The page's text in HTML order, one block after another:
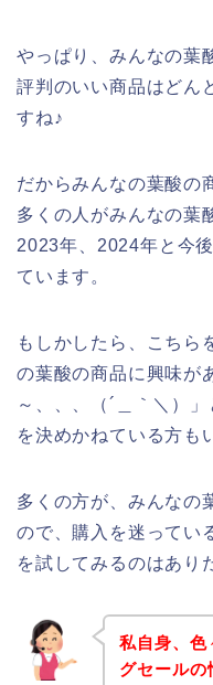
やっぱり、みんなの葉
評判のいい商品はどん
すね♪
だからみんなの葉酸の
多くの人がみんなの葉
2023年、2024年と今
ています。
もしかしたら、こちら
の葉酸の商品に興味が
～、、、（´＿｀＼）
を決めかねている方も
多くの方が、みんなの
ので、購入を迷ってい
を試してみるのはあり
私自身、色
グセールの